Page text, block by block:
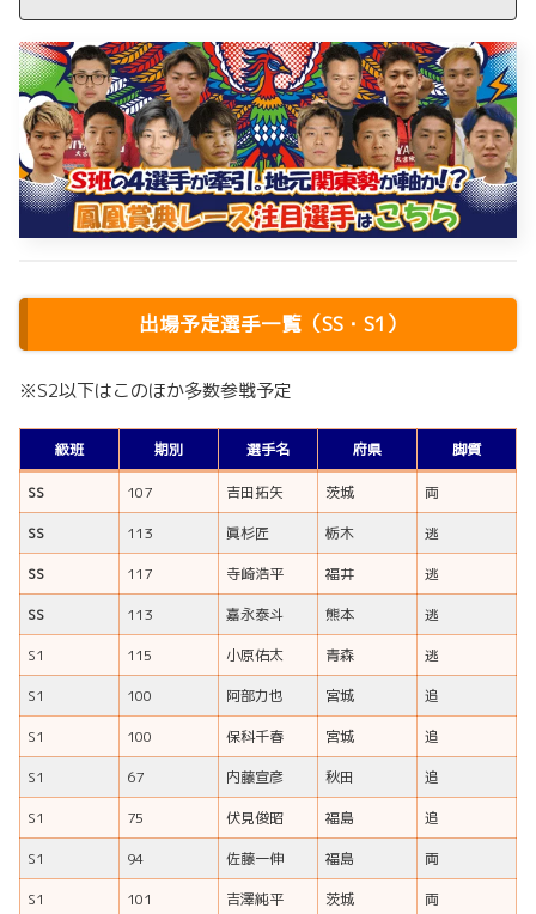
出場予定選手一覧（SS・S1）
※S2以下はこのほか多数参戦予定
級班 期別 選手名 府県 脚質
SS 107 吉田拓矢 茨城
両
SS
113 眞杉匠 栃木
逃
SS
117 寺崎浩平 福井
逃
SS
113 嘉永泰斗 熊本
逃
S1
115 小原佑太 青森
逃
S1
100 阿部力也 宮城
追
S1
100 保科千春 宮城
追
S1
67 内藤宣彦 秋田
追
S1
75 伏見俊昭 福島
追
S1
94 佐藤一伸 福島
両
S1
101 吉澤純平 茨城
両